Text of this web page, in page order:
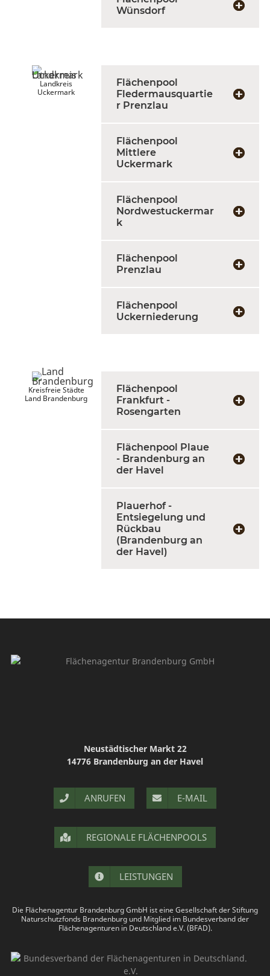
Wünsdorf
Landkreis
Uckermark
Flächenpool
Fledermausquartie
r Prenzlau
Flächenpool
Mittlere
Uckermark
Flächenpool
Nordwestuckermar
k
Flächenpool
Prenzlau
Flächenpool
Uckerniederung
Kreisfreie Städte
Land Brandenburg
Flächenpool
Frankfurt -
Rosengarten
Flächenpool Plaue
- Brandenburg an
der Havel
Plauerhof -
Entsiegelung und
Rückbau
(Brandenburg an
der Havel)
Neustädtischer Markt 22
14776 Brandenburg an der Havel
ANRUFEN E-MAIL
Die Flächenagentur Brandenburg GmbH ist eine Gesellschaft der Stiftung
Naturschutzfonds Brandenburg und Mitglied im Bundesverband der
Flächenagenturen in Deutschland e.V. (BFAD).
REGIONALE FLÄCHENPOOLS
LEISTUNGEN